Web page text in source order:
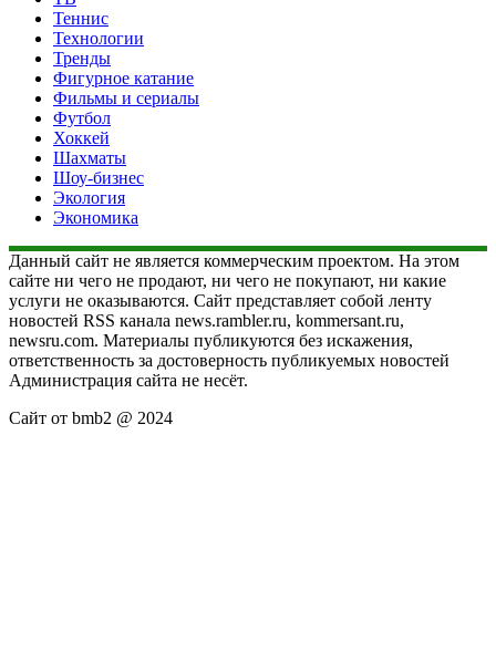
Теннис
Технологии
Тренды
Фигурное катание
Фильмы и сериалы
Футбол
Хоккей
Шахматы
Шоу-бизнес
Экология
Экономика
Данный сайт не является коммерческим проектом. На этом
сайте ни чего не продают, ни чего не покупают, ни какие
услуги не оказываются. Сайт представляет собой ленту
новостей RSS канала news.rambler.ru, kommersant.ru,
newsru.com. Материалы публикуются без искажения,
ответственность за достоверность публикуемых новостей
Администрация сайта не несёт.
Сайт от bmb2 @ 2024